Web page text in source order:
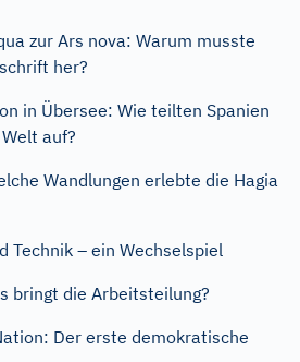
zur Ars nova: Warum musste
her?
in Übersee: Wie teilten Spanien
auf?
Wandlungen erlebte die Hagia
Technik – ein Wechselspiel
bringt die Arbeitsteilung?
Der erste demokratische